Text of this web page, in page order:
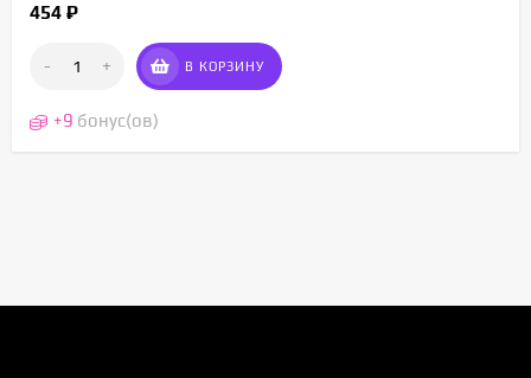
454 ₽
- + В КОРЗИНУ
+9 бонус(ов)